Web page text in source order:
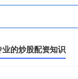
业的炒股配资知识